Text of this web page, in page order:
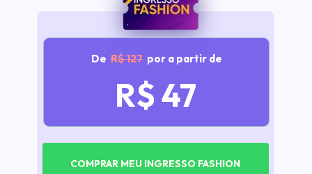
De R$ 127
  por a partir de
R$ 47
COMPRAR MEU INGRESSO FASHION